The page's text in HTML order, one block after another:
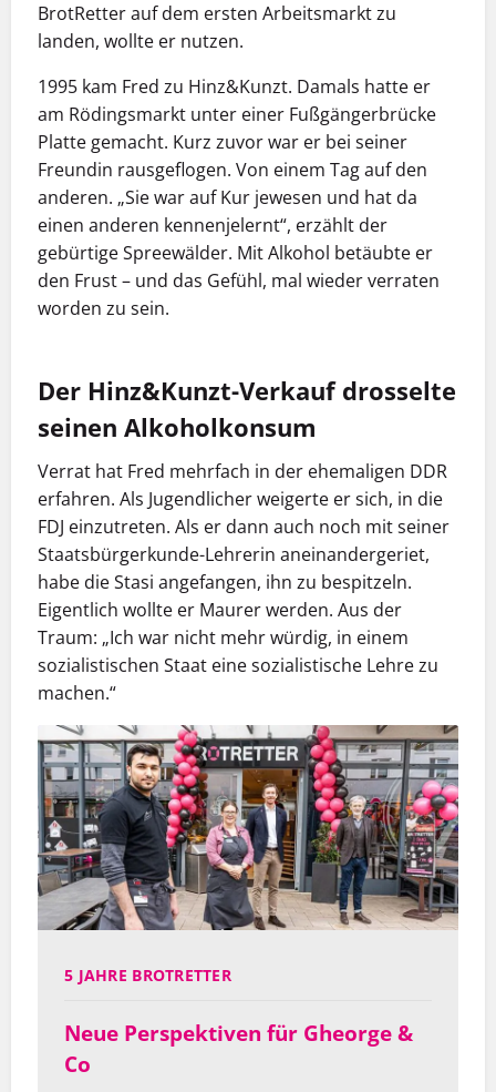
BrotRetter auf dem ersten Arbeitsmarkt zu
landen, wollte er nutzen.
1995 kam Fred zu Hinz&Kunzt. Damals hatte er
am Rödingsmarkt unter einer Fußgängerbrücke
Platte gemacht. Kurz zuvor war er bei seiner
Freundin rausgeflogen. Von einem Tag auf den
anderen. „Sie war auf Kur jewesen und hat da
einen anderen kennenjelernt“, erzählt der
gebürtige Spreewälder. Mit Alkohol betäubte er
den Frust – und das Gefühl, mal wieder verraten
worden zu sein.
Der Hinz&Kunzt-Verkauf drosselte
seinen Alkoholkonsum
Verrat hat Fred mehrfach in der ehemaligen DDR
erfahren. Als Jugendlicher weigerte er sich, in die
FDJ einzutreten. Als er dann auch noch mit seiner
Staatsbürgerkunde-Lehrerin aneinandergeriet,
habe die Stasi angefangen, ihn zu bespitzeln.
Eigentlich wollte er Maurer werden. Aus der
Traum: „Ich war nicht mehr würdig, in einem
sozialistischen Staat eine sozialistische Lehre zu
machen.“
5 JAHRE BROTRETTER
Neue Perspektiven für Gheorge &
Co